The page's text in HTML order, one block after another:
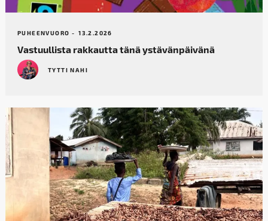
PUHEENVUORO - 13.2.2026
Vastuullista rakkautta tänä ystävänpäivänä
TYTTI NAHI